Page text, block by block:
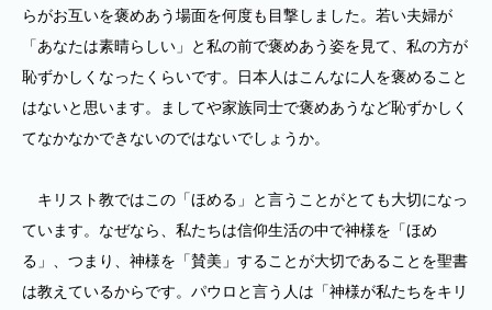
らがお互いを褒めあう場面を何度も目撃しました。若い夫婦が
「あなたは素晴らしい」と私の前で褒めあう姿を見て、私の方が
恥ずかしくなったくらいです。日本人はこんなに人を褒めること
はないと思います。ましてや家族同士で褒めあうなど恥ずかしく
てなかなかできないのではないでしょうか。
キリスト教ではこの「ほめる」と言うことがとても大切になっ
ています。なぜなら、私たちは信仰生活の中で神様を「ほめ
る」、つまり、神様を「賛美」することが大切であることを聖書
は教えているからです。パウロと言う人は「神様が私たちをキリ